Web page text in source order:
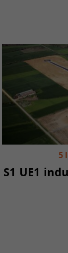
5
S1 UE1